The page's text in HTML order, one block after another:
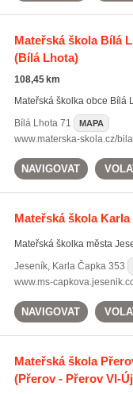
Mateřská škola Bílá
(Bílá Lhota)
108,45 km
Mateřská školka obce Bílá
Bílá Lhota71 MAPA
www.materska-skola.cz/
NAVIGOVAT
Mateřská škola
Mateřská školka města
Jeseník, Karla Čapka 353
www.ms-
NAVIGOVAT
Mateřská škola
(Přerov - Přerov VI-